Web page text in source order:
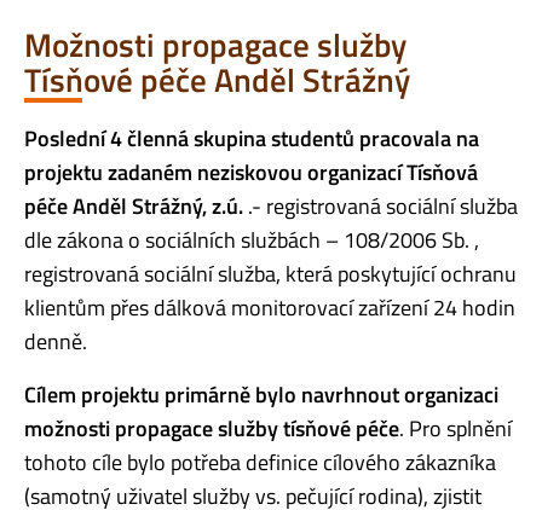
Možnosti propagace služby
Tísňové péče Anděl Strážný
Poslední 4 členná skupinastudentů pracovala na
projektu zadaném neziskovou organizacíTísňová
péče Anděl Strážný, z.ú..- registrovaná sociální služba
dle zákona o sociálních službách – 108/2006 Sb. ,
registrovaná sociální služba, která poskytující ochranu
klientům přes dálková monitorovací zařízení 24 hodin
denně.
Cílem projektu primárně bylo navrhnout organizaci
možnosti propagace služby tísňové péče. Pro splnění
tohoto cíle bylo potřeba definice cílového zákazníka
(samotný uživatel služby vs. pečující rodina), zjistit